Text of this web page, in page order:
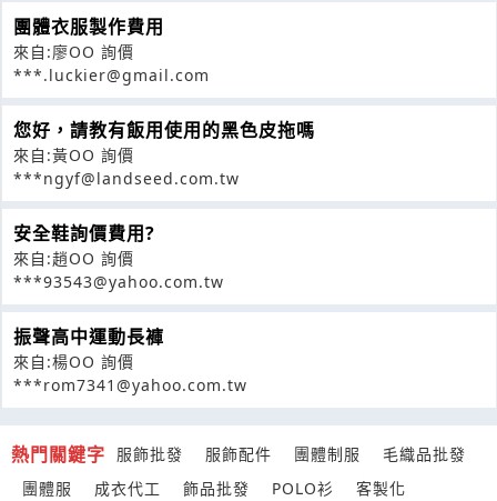
團體衣服製作費用
來自:廖OO 詢價
***.luckier@gmail.com
您好，請教有飯用使用的黑色皮拖嗎
來自:黃OO 詢價
***ngyf@landseed.com.tw
安全鞋詢價費用?
來自:趙OO 詢價
***93543@yahoo.com.tw
振聲高中運動長褲
來自:楊OO 詢價
***rom7341@yahoo.com.tw
熱門關鍵字 服飾批發 服飾配件 團體制服
毛織品批發
團體服
成衣代工 飾品批發 POLO衫
客製化